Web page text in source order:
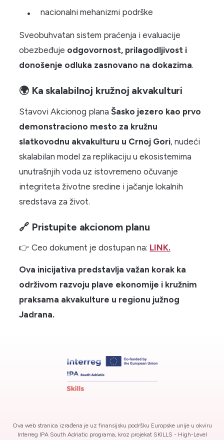
nacionalni mehanizmi podrške
Sveobuhvatan sistem praćenja i evaluacije
obezbeđuje odgovornost, prilagodljivost i
donošenje odluka zasnovano na dokazima.
🌍 Ka skalabilnoj kružnoj akvakulturi
Stavovi Akcionog planaŠasko jezero kao prvo
demonstraciono mesto za kružnu
slatkovodnu akvakulturu u Crnoj Gori, nudeći
skalabilan model za replikaciju u ekosistemima
unutrašnjih voda uz istovremeno očuvanje
integriteta životne sredine i jačanje lokalnih
sredstava za život.
🔗 Pristupite akcionom planu
👉 Ceo dokument je dostupan na: LINK.
Ova inicijativa predstavlja važan korak ka
održivom razvoju plave ekonomije i kružnim
praksama akvakulture u regionu južnog
Jadrana.
Ova web stranica izrađena je uz finansijsku podršku Europske unije u okviru
Interreg IPA South Adriatic programa, kroz projekat SKILLS - High-Level